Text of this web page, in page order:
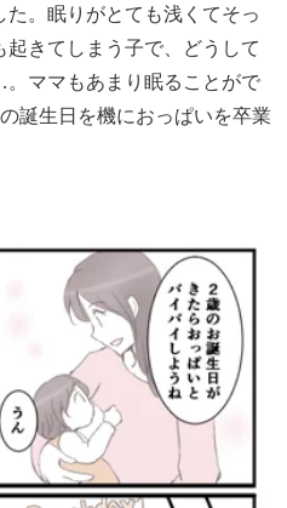
。眠りがとても浅くてそっ
きてしまう子で、どうして
ママもあまり眠ることがで
誕生日を機におっぱいを卒業